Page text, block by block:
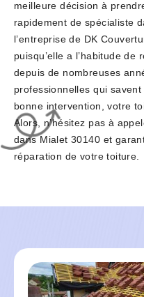
meilleure décision à
rapidement de spécialiste
l’entreprise de DK
puisqu’elle a l’habitude
depuis de nombreuses
professionnelles qui
bonne intervention, votre
Alors, n’hésitez pas à
dans Mialet 30140 et
réparation de votre toiture.